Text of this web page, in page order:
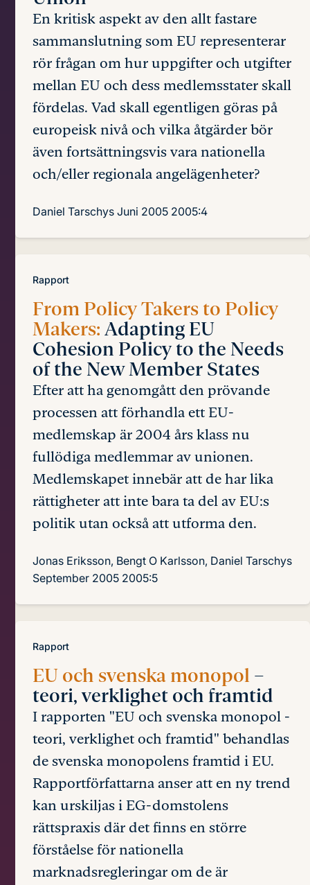
En kritisk aspekt av den allt fastare
sammanslutning som EU representerar
rör frågan om hur uppgifter och utgifter
mellan EU och dess medlemsstater skall
fördelas. Vad skall egentligen göras på
europeisk nivå och vilka åtgärder bör
även fortsättningsvis vara nationella
och/eller regionala angelägenheter?
Daniel Tarschys Juni 2005 2005:4
Rapport
From Policy Takers to Policy
Makers:Adapting EU
Cohesion Policy to the Needs
of the New Member States
Efter att ha genomgått den prövande
processen att förhandla ett EU-
medlemskap är 2004 års klass nu
fullödiga medlemmar av unionen.
Medlemskapet innebär att de har lika
rättigheter att inte bara ta del av EU:s
politik utan också att utforma den.
Jonas Eriksson, Bengt O Karlsson, Daniel Tarschys
September 2005 2005:5
Rapport
EU och svenska monopol –
teori, verklighet och framtid
I rapporten "EU och svenska monopol -
teori, verklighet och framtid" behandlas
de svenska monopolens framtid i EU.
Rapportförfattarna anser att en ny trend
kan urskiljas i EG-domstolens
rättspraxis där det finns en större
förståelse för nationella
marknadsregleringar om de är